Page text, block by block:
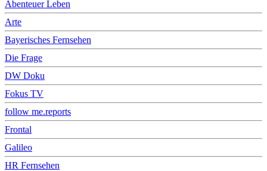
Abenteuer Leben
Arte
Bayerisches Fernsehen
Die Frage
DW Doku
Fokus TV
follow me.reports
Frontal
Galileo
HR Fernsehen